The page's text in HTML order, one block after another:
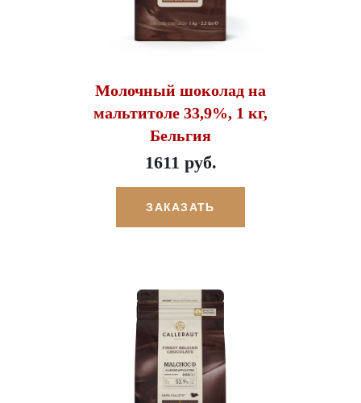
Молочный шоколад на
мальтитоле 33,9%, 1 кг,
Бельгия
1611 руб.
ЗАКАЗАТЬ